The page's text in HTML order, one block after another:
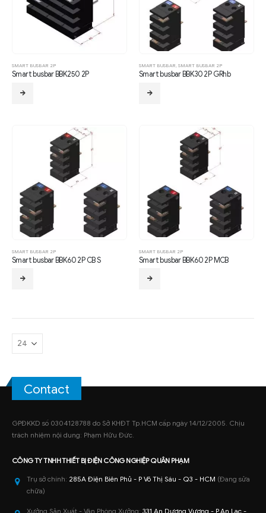
SMART BUSBAR 2P
Smart busbar BBK250 2P
SMART BUSBAR SMART BUSBAR 2P
Smart busbar BBK30 2P GRhb
SMART BUSBAR 2P
Smart busbar BBK60 2P CB S
SMART BUSBAR 2P
Smart busbar BBK60 2P MCB
Contact
GPĐKKD số 0304128788 do Sở KHĐT Tp.HCM cấp ngày 14/12/2005. Chịu
trách nhiệm nội dung: Phạm Hữu Đức.
CÔNG TY TNHHTHIẾT BỊ ĐIỆN CÔNG NGHIỆPQUÂN PHẠM
Trụ sở chính: 285A Điện Biên Phủ - P Võ Thị Sáu - Q3 - HCM (Đang sửa
chữa)
Xưởng Sản Xuất - Văn Phòng Xưởng: 331 An Dương Vương - P.An Lạc -